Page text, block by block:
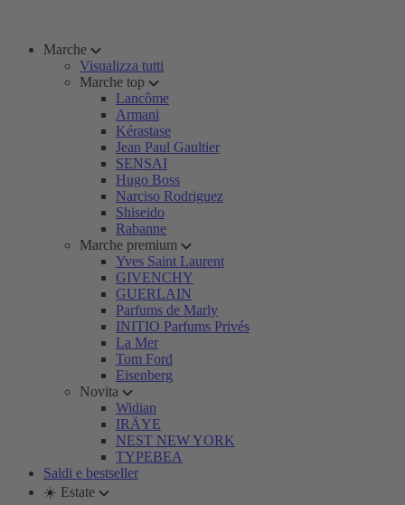
Marche
Visualizza tutti
Marche top
Lancôme
Armani
Kérastase
Jean Paul Gaultier
SENSAI
Hugo Boss
Narciso Rodriguez
Shiseido
Rabanne
Marche premium
Yves Saint Laurent
GIVENCHY
GUERLAIN
Parfums de Marly
INITIO Parfums Privés
La Mer
Tom Ford
Eisenberg
Novita
Widian
IRÄYE
NEST NEW YORK
TYPEBEA
Saldi e bestseller
☀️ Estate